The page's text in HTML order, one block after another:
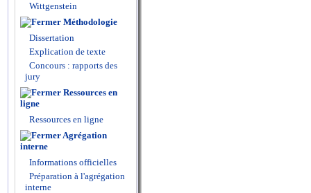
Wittgenstein
Méthodologie
Dissertation
Explication de texte
Concours : rapports des
jury
Ressources en
ligne
Ressources en ligne
Agrégation
interne
Informations officielles
Préparation à l'agrégation
interne